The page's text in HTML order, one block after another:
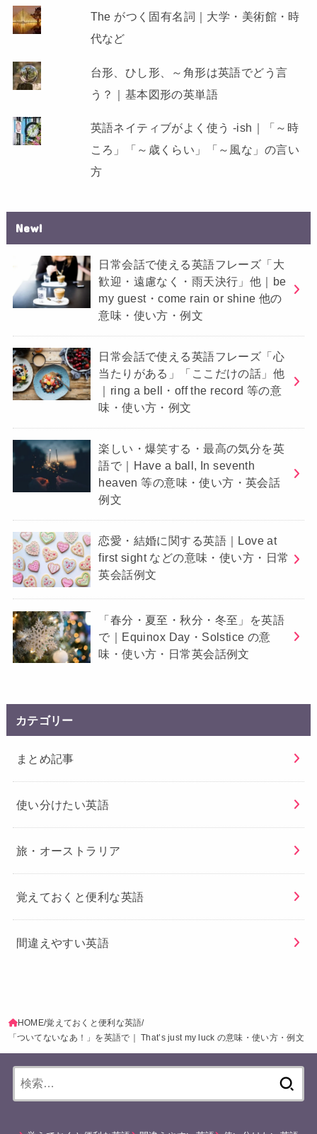
The がつく固有名詞｜大学・美術館・時
代など
台形、ひし形、～角形は英語でどう言
う？｜基本図形の英単語
英語ネイティブがよく使う -ish｜「～時
ころ」「～歳くらい」「～風な」の言い
方
New!
日常会話で使える英語フレーズ「大
歓迎・遠慮なく・雨天決行」他｜be
my guest・come rain or shine 他の
意味・使い方・例文
日常会話で使える英語フレーズ「心
当たりがある」「ここだけの話」他
｜ring a bell・off the record 等の意
味・使い方・例文
楽しい・爆笑する・最高の気分を英
語で｜Have a ball, In seventh
heaven 等の意味・使い方・英会話
例文
恋愛・結婚に関する英語｜Love at
first sight などの意味・使い方・日常
英会話例文
「春分・夏至・秋分・冬至」を英語
で｜Equinox Day・Solstice の意
味・使い方・日常英会話例文
カテゴリー
まとめ記事
使い分けたい英語
旅・オーストラリア
覚えておくと便利な英語
間違えやすい英語
HOME 覚えておくと便利な英語
「ついてないなあ！」を英語で｜ That’s just my luck の意味・使い方・例文